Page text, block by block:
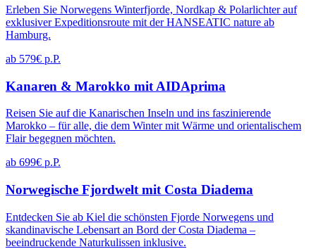
Erleben Sie Norwegens Winterfjorde, Nordkap & Polarlichter auf
exklusiver Expeditionsroute mit der HANSEATIC nature ab
Hamburg.
ab 579€ p.P.
Kanaren & Marokko mit AIDAprima
Reisen Sie auf die Kanarischen Inseln und ins faszinierende
Marokko – für alle, die dem Winter mit Wärme und orientalischem
Flair begegnen möchten.
ab 699€ p.P.
Norwegische Fjordwelt mit Costa Diadema
Entdecken Sie ab Kiel die schönsten Fjorde Norwegens und
skandinavische Lebensart an Bord der Costa Diadema –
beeindruckende Naturkulissen inklusive.